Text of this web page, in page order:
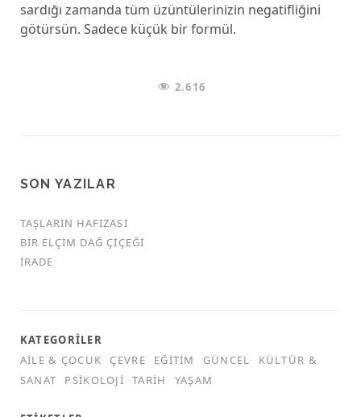
sardığı zamanda tüm üzüntülerinizin negatifliğini
götürsün. Sadece küçük bir formül.
2.616
SON YAZILAR
TAŞLARIN HAFIZASI
BIR ELÇIM DAĞ ÇIÇEĞI
İRADE
KATEGORILER
AILE & ÇOCUK
ÇEVRE EĞITIM GÜNCEL
KÜLTÜR &
SANAT
PSIKOLOJI TARIH YAŞAM